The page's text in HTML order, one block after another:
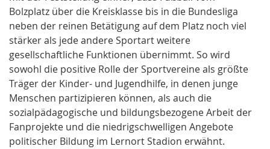
Bolzplatz über die Kreisklasse bis in die Bundesliga
neben der reinen Betätigung auf dem Platz noch viel
stärker als jede andere Sportart weitere
gesellschaftliche Funktionen übernimmt. So wird
sowohl die positive Rolle der Sportvereine als größte
Träger der Kinder- und Jugendhilfe, in denen junge
Menschen partizipieren können, als auch die
sozialpädagogische und bildungsbezogene Arbeit der
Fanprojekte und die niedrigschwelligen Angebote
politischer Bildung im Lernort Stadion erwähnt.